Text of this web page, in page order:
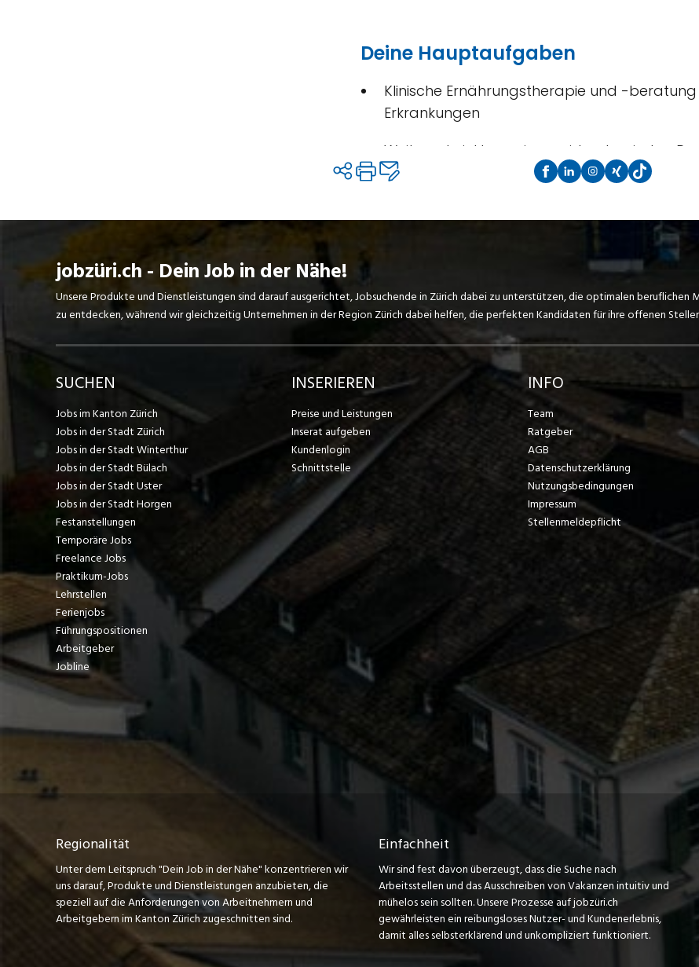
jobzüri.ch - Dein Job in der Nähe!
Unsere Produkte und Dienstleistungen sind darauf ausgerichtet, Jobsuchende in Zürich dabei zu unterstützen, die optimalen beruflichen
zu entdecken, während wir gleichzeitig Unternehmen in der Region Zürich dabei helfen, die perfekten Kandidaten für ihre offenen
SUCHEN
Jobs im Kanton Zürich
Jobs in der Stadt Zürich
Jobs in der Stadt Winterthur
Jobs in der Stadt Bülach
Jobs in der Stadt Uster
Jobs in der Stadt Horgen
Festanstellungen
Temporäre Jobs
Freelance Jobs
Praktikum-Jobs
Lehrstellen
Ferienjobs
Führungspositionen
Arbeitgeber
Jobline
INSERIEREN
Preise und Leistungen
Inserat aufgeben
Kundenlogin
Schnittstelle
INFO
Team
Ratgeber
AGB
Datenschutzerklärung
Nutzungsbedingungen
Impressum
Stellenmeldepflicht
Regionalität
Unter dem Leitspruch "Dein Job in der Nähe" konzentrieren wir
uns darauf, Produkte und Dienstleistungen anzubieten, die
speziell auf die Anforderungen von Arbeitnehmern und
Arbeitgebern im Kanton Zürich zugeschnitten sind.
Einfachheit
Wir sind fest davon überzeugt, dass die Suche nach
Arbeitsstellen und das Ausschreiben von Vakanzen intuitiv und
mühelos sein sollten. Unsere Prozesse auf jobzüri.ch
gewährleisten ein reibungsloses Nutzer- und Kundenerlebnis,
damit alles selbsterklärend und unkompliziert funktioniert.